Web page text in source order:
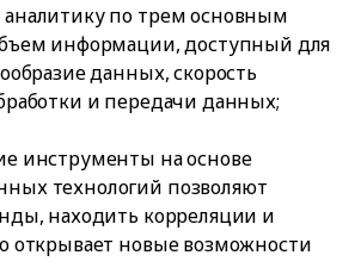
по трем основным
информации, доступный для
данных, скорость
и передачи данных;
инструменты на основе
технологий позволяют
находить корреляции и
открывает новые возможности